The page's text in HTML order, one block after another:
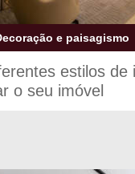
e paisagismo
estilos de
o seu imóvel